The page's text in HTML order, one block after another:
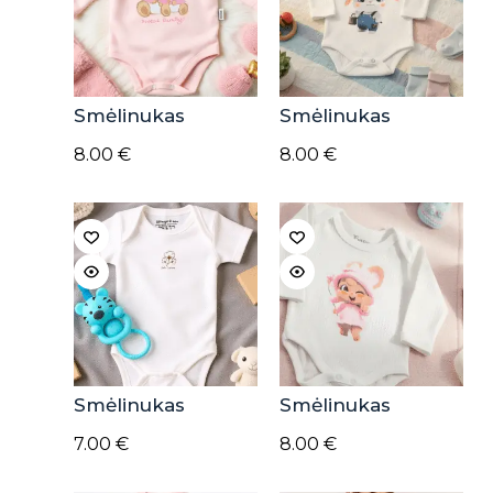
Smėlinukas
8.00 €
Smėlinukas
8.00 €
Smėlinukas
7.00 €
Smėlinukas
8.00 €